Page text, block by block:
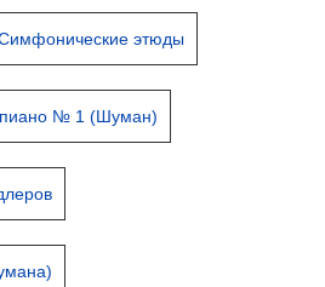
этюды
№ 1 (Шуман)